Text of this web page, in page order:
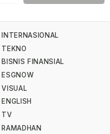
INTERNASIONAL
TEKNO
BISNIS FINANSIAL
ESGNOW
VISUAL
ENGLISH
TV
RAMADHAN